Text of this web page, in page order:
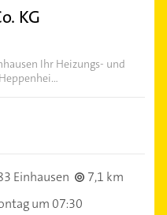
KG
Ihr Heizungs- und
Einhausen
7,1 km
um 07:30